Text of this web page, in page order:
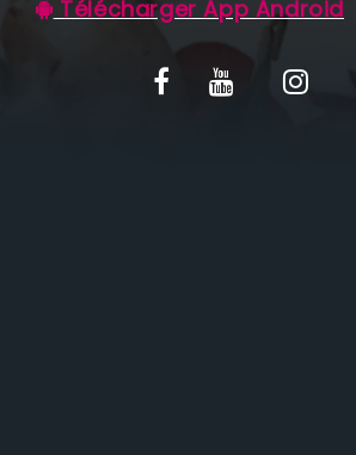
Télécharger App Android